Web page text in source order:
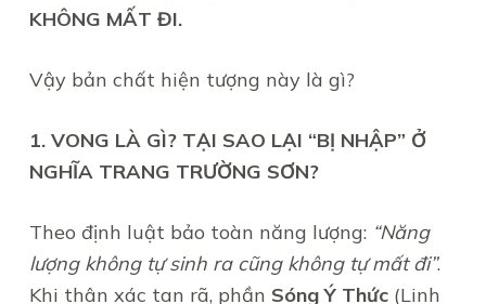
KHÔNG MẤT ĐI.
Vậy bản chất hiện tượng này là gì?
1. VONG LÀ GÌ? TẠI SAO LẠI “BỊ NHẬP” Ở
NGHĨA TRANG TRƯỜNG SƠN?
Theo định luật bảo toàn năng lượng: “Năng
lượng không tự sinh ra cũng không tự mất đi”.
Khi thân xác tan rã, phần Sóng Ý Thức(Linh